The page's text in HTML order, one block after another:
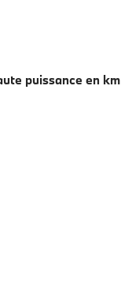
puissance en km